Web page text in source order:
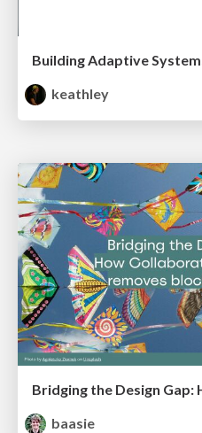
Building Adaptive
keathley
baasie